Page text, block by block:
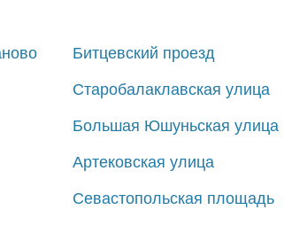
Битцевский проезд
Старобалаклавская улица
Большая Юшуньская улица
Артековская улица
Севастопольская площадь